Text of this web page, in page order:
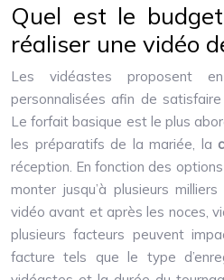
Quel est le
réaliser une vidéo
Les vidéastes proposent
personnalisées afin de
Le forfait basique est le plus
les préparatifs de la mariée, la
réception. En fonction des
monter jusqu’à plusieurs
vidéo avant et après les noces,
plusieurs facteurs peuvent
facture tels que le type